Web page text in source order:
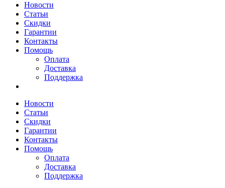
Новости
Статьи
Скидки
Гарантии
Контакты
Помощь
Оплата
Доставка
Поддержка
Новости
Статьи
Скидки
Гарантии
Контакты
Помощь
Оплата
Доставка
Поддержка